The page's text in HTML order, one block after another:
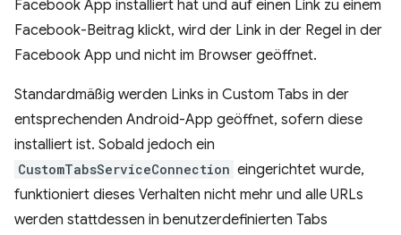
Facebook App installiert hat und auf einen Link zu einem
Facebook-Beitrag klickt, wird der Link in der Regel in der
Facebook App und nicht im Browser geöffnet.
Standardmäßig werden Links in Custom Tabs in der
entsprechenden Android-App geöffnet, sofern diese
installiert ist. Sobald jedoch ein
CustomTabsServiceConnection eingerichtet wurde,
funktioniert dieses Verhalten nicht mehr und alle URLs
werden stattdessen in benutzerdefinierten Tabs